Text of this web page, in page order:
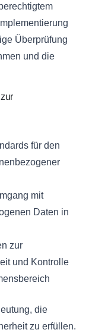
Überprüfung
und die
für den
mit
Daten in
zur
und Kontrolle
die
zu erfüllen.